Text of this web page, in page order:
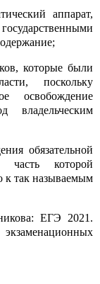
аппарат,
которые были
поскольку
освобождение
владельческим
обязательной
часть которой
к так называемым
ЕГЭ 2021.